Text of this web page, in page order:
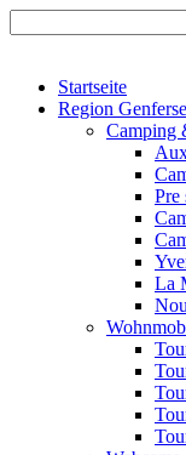
Startseite
Region
Camping
Pre
La